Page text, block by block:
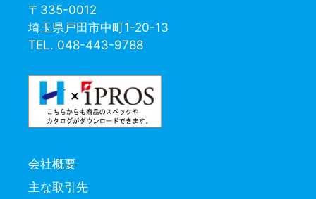
〒335-0012
埼玉県戸田市中町1-20-13
TEL. 048-443-9788
会社概要
主な取引先